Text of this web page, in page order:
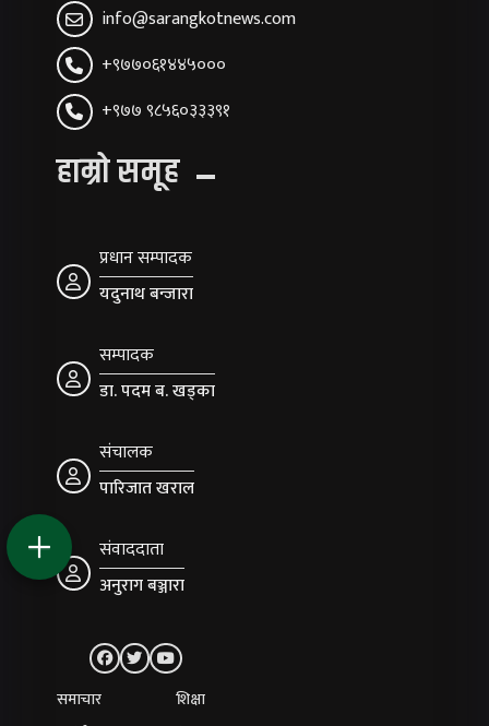
info@sarangkotnews.com
+९७७०६१४४५०००
+९७७ ९८५६०३३३९१
हाम्रो समूह
प्रधान सम्पादक
यदुनाथ बन्जारा
सम्पादक
डा. पदम ब. खड्का
संचालक
पारिजात खराल
संवाददाता
अनुराग बञ्जारा
समाचार
शिक्षा